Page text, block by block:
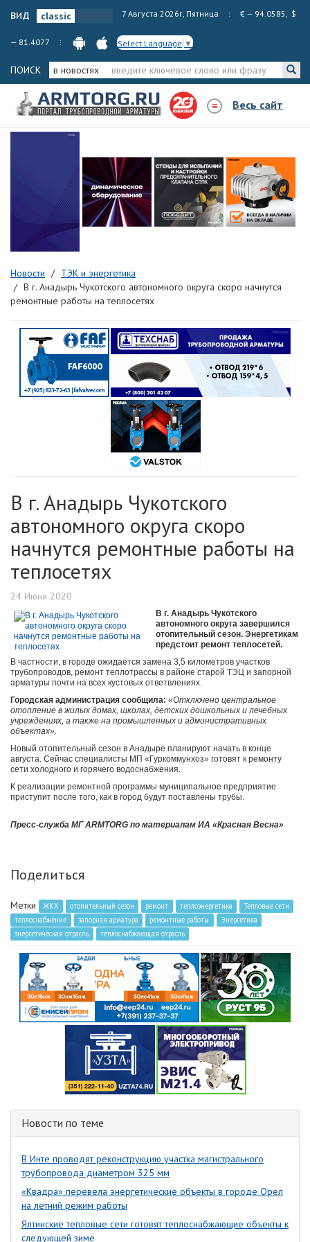
вид 7 Августа 2026г, Пятница € — 94.0585, $
— 81.4077 Select Language ▼
ПОИСК в новостях
Весь сайт
Новости
ТЭК и энергетика
В г. Анадырь Чукотского автономного округа скоро начнутся
ремонтные работы на теплосетях
В г. Анадырь Чукотского
автономного округа скоро
начнутся ремонтные работы на
теплосетях
24 Июня 2020
В г. Анадырь Чукотского
автономного округа завершился
отопительный сезон. Энергетикам
предстоит ремонт теплосетей.
В частности, в городе ожидается замена 3,5 километров участков
трубопроводов, ремонт теплотрассы в районе старой ТЭЦ и запорной
арматуры почти на всех кустовых ответвлениях.
Городская администрация сообщила: «Отключено центральное
отопление в жилых домах, школах, детских дошкольных и лечебных
учреждениях, а также на промышленных и административных
объектах».
Новый отопительный сезон в Анадыре планируют начать в конце
августа. Сейчас специалисты МП «Гуркоммунхоз» готовят к ремонту
сети холодного и горячего водоснабжения.
К реализации ремонтной программы муниципальное предприятие
приступит после того, как в город будут поставлены трубы.
Пресс-служба МГ ARMTORG по материалам ИА «Красная Весна»
Поделиться
Метки ЖКХ отопительный сезон ремонт теплоэнергетика
Тепловые сети
теплоснабжение
запорная арматура ремонтные работы
Энергетика
энергетическая отрасль
теплоснабжающая отрасль
Новости по теме
В Инте проводят реконструкцию участка магистрального
трубопровода диаметром 325 мм
«Квадра» перевела энергетические объекты в городе Орел
на летний режим работы
Ялтинские тепловые сети готовят теплоснабжающие объекты к
следующей зиме